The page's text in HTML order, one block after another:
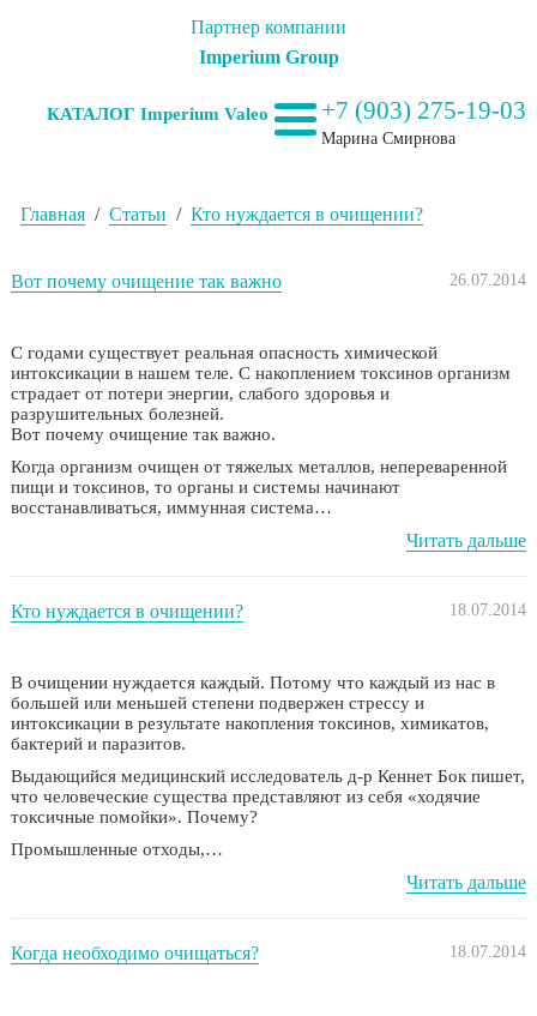
Партнер компании
Imperium Group
КАТАЛОГ Imperium Valeo +7 (903) 275-19-03
Марина Смирнова
Главная / Статьи / Кто нуждается в очищении?
Вот почему очищение так важно 26.07.2014
С годами существует реальная опасность химической
интоксикации в нашем теле. С накоплением токсинов организм
страдает от потери энергии, слабого здоровья и
разрушительных болезней.
Вот почему очищение так важно.
Когда организм очищен от тяжелых металлов, непереваренной
пищи и токсинов, то органы и системы начинают
восстанавливаться, иммунная система…
Читать дальше
Кто нуждается в очищении? 18.07.2014
В очищении нуждается каждый. Потому что каждый из нас в
большей или меньшей степени подвержен стрессу и
интоксикации в результате накопления токсинов, химикатов,
бактерий и паразитов.
Выдающийся медицинский исследователь д-р Кеннет Бок пишет,
что человеческие существа представляют из себя «ходячие
токсичные помойки». Почему?
Промышленные отходы,…
Читать дальше
Когда необходимо очищаться? 18.07.2014